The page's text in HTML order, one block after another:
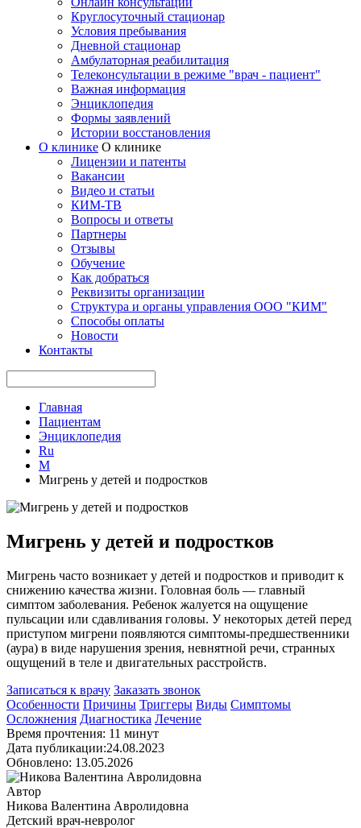
Круглосуточный стационар
Условия пребывания
Дневной стационар
Амбулаторная реабилитация
Телеконсультации в режиме "врач - пациент"
Важная информация
Энциклопедия
Формы заявлений
Истории восстановления
О клинике О клинике
Лицензии и патенты
Вакансии
Видео и статьи
КИМ-ТВ
Вопросы и ответы
Партнеры
Отзывы
Обучение
Как добраться
Реквизиты организации
Структура и органы управления ООО "КИМ"
Способы оплаты
Новости
Контакты
Главная
Пациентам
Энциклопедия
Ru
М
Мигрень у детей и подростков
Мигрень у детей и подростков
Мигрень часто возникает у детей и подростков и приводит к
снижению качества жизни. Головная боль — главный
симптом заболевания. Ребенок жалуется на ощущение
пульсации или сдавливания головы. У некоторых детей перед
приступом мигрени появляются симптомы-предшественники
(аура) в виде нарушения зрения, невнятной речи, странных
ощущений в теле и двигательных расстройств.
Записаться к врачу Заказать звонок
Особенности Причины Триггеры Виды Симптомы
Осложнения Диагностика Лечение
Время прочтения: 11 минут
Дата публикации:24.08.2023
Обновлено: 13.05.2026
Автор
Никова Валентина Авролидовна
Детский врач-невролог